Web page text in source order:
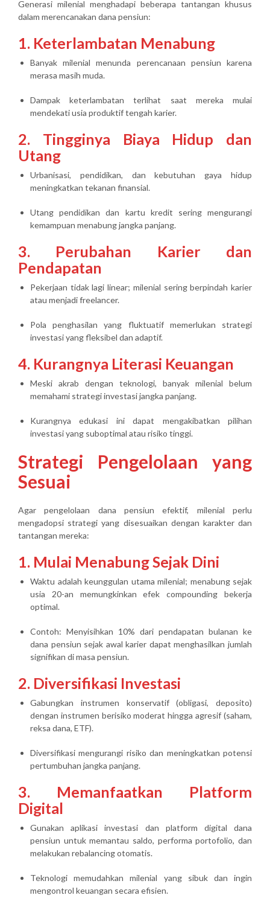
Generasi milenial menghadapi beberapa tantangan khusus
dalam merencanakan dana pensiun:
1. Keterlambatan Menabung
Banyak milenial menunda perencanaan pensiun karena
merasa masih muda.
Dampak keterlambatan terlihat saat mereka mulai
mendekati usia produktif tengah karier.
2. Tingginya Biaya Hidup dan
Utang
Urbanisasi, pendidikan, dan kebutuhan gaya hidup
meningkatkan tekanan finansial.
Utang pendidikan dan kartu kredit sering mengurangi
kemampuan menabung jangka panjang.
3. Perubahan Karier dan
Pendapatan
Pekerjaan tidak lagi linear; milenial sering berpindah karier
atau menjadi freelancer.
Pola penghasilan yang fluktuatif memerlukan strategi
investasi yang fleksibel dan adaptif.
4. Kurangnya Literasi Keuangan
Meski akrab dengan teknologi, banyak milenial belum
memahami strategi investasi jangka panjang.
Kurangnya edukasi ini dapat mengakibatkan pilihan
investasi yang suboptimal atau risiko tinggi.
Strategi Pengelolaan yang
Sesuai
Agar pengelolaan dana pensiun efektif, milenial perlu
mengadopsi strategi yang disesuaikan dengan karakter dan
tantangan mereka:
1. Mulai Menabung Sejak Dini
Waktu adalah keunggulan utama milenial; menabung sejak
usia 20-an memungkinkan efekcompounding bekerja
optimal.
Contoh: Menyisihkan 10% dari pendapatan bulanan ke
dana pensiun sejak awal karier dapat menghasilkan jumlah
signifikan di masa pensiun.
2. Diversifikasi Investasi
Gabungkan instrumen konservatif (obligasi, deposito)
dengan instrumen berisiko moderat hingga agresif (saham,
reksa dana, ETF).
Diversifikasi mengurangi risiko dan meningkatkan potensi
pertumbuhan jangka panjang.
3. Memanfaatkan Platform
Digital
Gunakan aplikasi investasi dan platform digital dana
pensiun untuk memantau saldo, performa portofolio, dan
melakukan rebalancing otomatis.
Teknologi memudahkan milenial yang sibuk dan ingin
mengontrol keuangan secara efisien.